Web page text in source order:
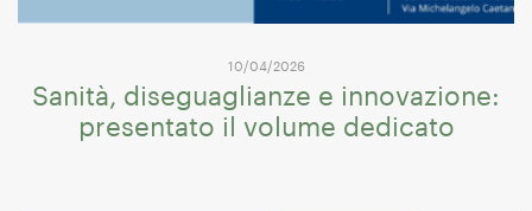
10/04/2026
Sanità, diseguaglianze e innovazione:
presentato il volume dedicato